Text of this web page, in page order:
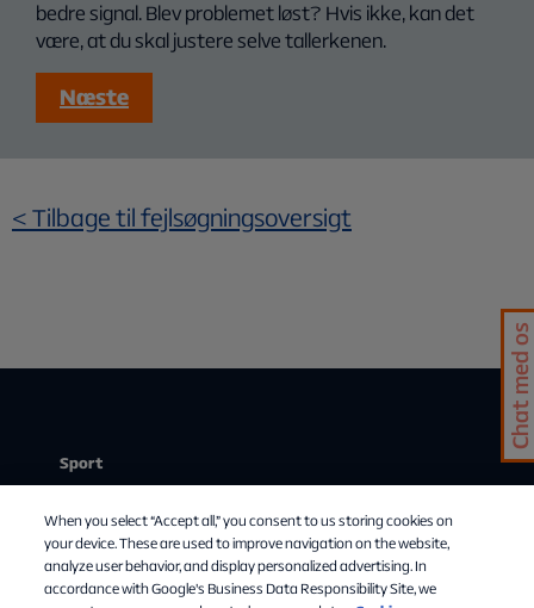
bedre signal. Blev problemet løst? Hvis ikke, kan det
være, at du skal justere selve tallerkenen.
Næste
< Tilbage til fejlsøgningsoversigt
Sport
Mit abonnement
Om Allente
Chat med os
When you select “Accept all,” you consent to us storing cookies on
your device. These are used to improve navigation on the website,
analyze user behavior, and display personalized advertising. In
accordance with Google's Business Data Responsibility Site, we